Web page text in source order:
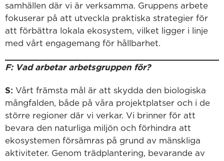
samhällen där vi är verksamma. Gruppens arbete
fokuserar på att utveckla praktiska strategier för
att förbättra lokala ekosystem, vilket ligger i linje
med vårt engagemang för hållbarhet.
F: Vad arbetar arbetsgruppen för?
S: Vårt främsta mål är att skydda den biologiska
mångfalden, både på våra projektplatser och i de
större regioner där vi verkar. Vi brinner för att
bevara den naturliga miljön och förhindra att
ekosystemen försämras på grund av mänskliga
aktiviteter. Genom trädplantering, bevarande av